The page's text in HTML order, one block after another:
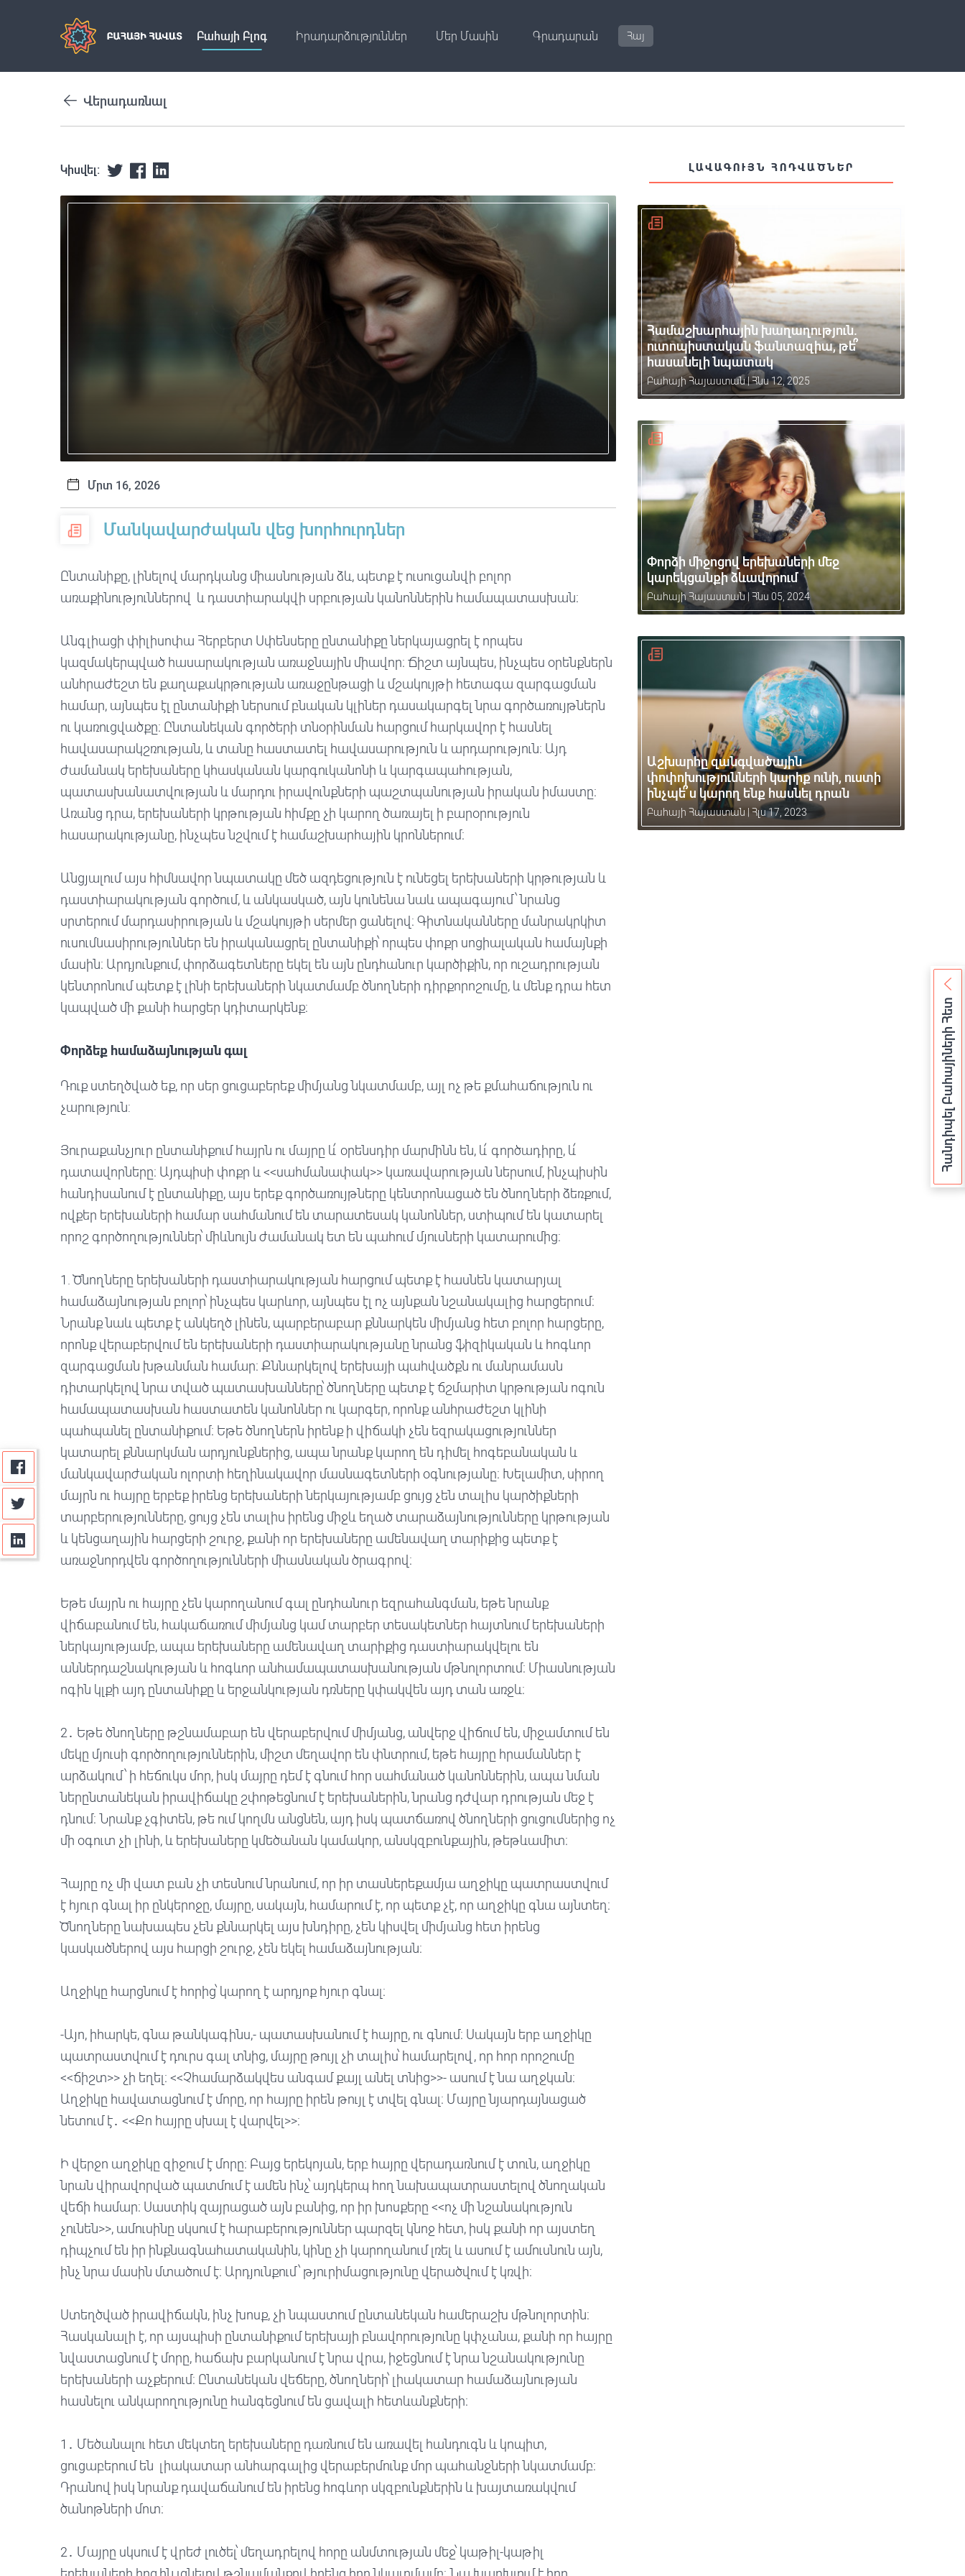
Բահայի Բլոգ Իրադարձություններ Մեր Մասին Գրադարան Հայ
Հանդիպել Բահայիների Հետ
Վերադառնալ
Կիսվել:
Մրտ 16, 2026
Մանկավարժական վեց խորհուրդներ
Ընտանիքը, լինելով մարդկանց միասնության ձև, պետք է ուսուցանվի բոլոր
առաքինություններով և դաստիարակվի սրբության կանոններին համապատասխան։
Անգլիացի փիլիսոփա Հերբերտ Սփենսերը ընտանիքը ներկայացրել է որպես
կազմակերպված հասարակության առաջնային միավոր։ Ճիշտ այնպես, ինչպես օրենքներն
անհրաժեշտ են քաղաքակրթության առաջընթացի և մշակույթի հետագա զարգացման
համար, այնպես էլ ընտանիքի ներսում բնական կլիներ դասակարգել նրա գործառույթներն
ու կառուցվածքը։ Ընտանեկան գործերի տնօրինման հարցում հարկավոր է հասնել
հավասարակշռության, և տանը հաստատել հավասարություն և արդարություն։ Այդ
ժամանակ երեխաները կհասկանան կարգուկանոնի և կարգապահության,
պատասխանատվության և մարդու իրավունքների պաշտպանության իրական իմաստը։
Առանց դրա, երեխաների կրթության հիմքը չի կարող ծառայել ի բարօրություն
հասարակությանը, ինչպես նշվում է համաշխարհային կրոններում։
Անցյալում այս հիմնավոր նպատակը մեծ ազդեցություն է ունեցել երեխաների կրթության և
դաստիարակության գործում, և անկասկած, այն կունենա նաև ապագայում՝ նրանց
սրտերում մարդասիրության և մշակույթի սերմեր ցանելով։ Գիտնականները մանրակրկիտ
ուսումնասիրություններ են իրականացրել ընտանիքի՝ որպես փոքր սոցիալական համայնքի
մասին։ Արդյունքում, փորձագետները եկել են այն ընդհանուր կարծիքին, որ ուշադրության
կենտրոնում պետք է լինի երեխաների նկատմամբ ծնողների դիրքորոշումը, և մենք դրա հետ
կապված մի քանի հարցեր կդիտարկենք։
Փորձեք համաձայնության գալ
Դուք ստեղծված եք, որ սեր ցուցաբերեք միմյանց նկատմամբ, այլ ոչ թե քմահաճություն ու
չարություն:
Յուրաքանչյուր ընտանիքում հայրն ու մայրը և՛ օրենսդիր մարմինն են, և՛ գործադիրը, և՛
դատավորները։ Այդպիսի փոքր և <<սահմանափակ>> կառավարության ներսում, ինչպիսին
հանդիսանում է ընտանիքը, այս երեք գործառույթները կենտրոնացած են ծնողների ձեռքում,
ովքեր երեխաների համար սահմանում են տարատեսակ կանոններ, ստիպում են կատարել
որոշ գործողություններ՝ միևնույն ժամանակ ետ են պահում մյուսների կատարումից։
1. Ծնողները երեխաների դաստիարակության հարցում պետք է հասնեն կատարյալ
համաձայնության բոլոր՝ ինչպես կարևոր, այնպես էլ ոչ այնքան նշանակալից հարցերում։
Նրանք նաև պետք է անկեղծ լինեն, պարբերաբար քննարկեն միմյանց հետ բոլոր հարցերը,
որոնք վերաբերվում են երեխաների դաստիարակությանը նրանց ֆիզիկական և հոգևոր
զարգացման խթանման համար։ Քննարկելով երեխայի պահվածքն ու մանրամասն
դիտարկելով նրա տված պատասխանները՝ ծնողները պետք է ճշմարիտ կրթության ոգուն
համապատասխան հաստատեն կանոններ ու կարգեր, որոնք անհրաժեշտ կլինի
պահպանել ընտանիքում։ Եթե ծնողներն իրենք ի վիճակի չեն եզրակացություններ
կատարել քննարկման արդյունքներից, ապա նրանք կարող են դիմել հոգեբանական և
մանկավարժական ոլորտի հեղինակավոր մասնագետների օգնությանը։ Խելամիտ, սիրող
մայրն ու հայրը երբեք իրենց երեխաների ներկայությամբ ցույց չեն տալիս կարծիքների
տարբերությունները, ցույց չեն տալիս իրենց միջև եղած տարաձայնությունները կրթության
և կենցաղային հարցերի շուրջ, քանի որ երեխաները ամենավաղ տարիքից պետք է
առաջնորդվեն գործողությունների միասնական ծրագրով։
Եթե մայրն ու հայրը չեն կարողանում գալ ընդհանուր եզրահանգման, եթե նրանք
վիճաբանում են, հակաճառում միմյանց կամ տարբեր տեսակետներ հայտնում երեխաների
ներկայությամբ, ապա երեխաները ամենավաղ տարիքից դաստիարակվելու են
աններդաշնակության և հոգևոր անհամապատասխանության մթնոլորտում։ Միասնության
ոգին կլքի այդ ընտանիքը և երջանկության դռները կփակվեն այդ տան առջև։
2․ Եթե ծնողները թշնամաբար են վերաբերվում միմյանց, անվերջ վիճում են, միջամտում են
մեկը մյուսի գործողություններին, միշտ մեղավոր են փնտրում, եթե հայրը հրամաններ է
արձակում՝ ի հեճուկս մոր, իսկ մայրը դեմ է գնում հոր սահմանած կանոններին, ապա նման
ներընտանեկան իրավիճակը շփոթեցնում է երեխաներին, նրանց դժվար դրության մեջ է
դնում։ Նրանք չգիտեն, թե ում կողմն անցնեն, այդ իսկ պատճառով ծնողների ցուցումներից ոչ
մի օգուտ չի լինի, և երեխաները կմեծանան կամակոր, անսկզբունքային, թեթևամիտ։
Հայրը ոչ մի վատ բան չի տեսնում նրանում, որ իր տասներեքամյա աղջիկը պատրաստվում
է հյուր գնալ իր ընկերոջը, մայրը, սակայն, համարում է, որ պետք չէ, որ աղջիկը գնա այնտեղ։
Ծնողները նախապես չեն քննարկել այս խնդիրը, չեն կիսվել միմյանց հետ իրենց
կասկածներով այս հարցի շուրջ, չեն եկել համաձայնության։
Աղջիկը հարցնում է հորից՝ կարող է արդյոք հյուր գնալ։
-Այո, իհարկե, գնա թանկագինս,- պատասխանում է հայրը, ու գնում։ Սակայն երբ աղջիկը
պատրաստվում է դուրս գալ տնից, մայրը թույլ չի տալիս՝ համարելով, որ հոր որոշումը
<<ճիշտ>> չի եղել։ <<Չհամարձակվես անգամ քայլ անել տնից>>- ասում է նա աղջկան։
Աղջիկը հավատացնում է մորը, որ հայրը իրեն թույլ է տվել գնալ։ Մայրը նյարդայնացած
նետում է․ <<Քո հայրը սխալ է վարվել>>։
Ի վերջո աղջիկը զիջում է մորը։ Բայց երեկոյան, երբ հայրը վերադառնում է տուն, աղջիկը
նրան վիրավորված պատմում է ամեն ինչ՝ այդկերպ հող նախապատրաստելով ծնողական
վեճի համար։ Սաստիկ զայրացած այն բանից, որ իր խոսքերը <<ոչ մի նշանակություն
չունեն>>, ամուսինը սկսում է հարաբերություններ պարզել կնոջ հետ, իսկ քանի որ այստեղ
դիպչում են իր ինքնագնահատականին, կինը չի կարողանում լռել և ասում է ամուսնուն այն,
ինչ նրա մասին մտածում է։ Արդյունքում՝ թյուրիմացությունը վերածվում է կռվի։
Ստեղծված իրավիճակն, ինչ խոսք, չի նպաստում ընտանեկան համերաշխ մթնոլորտին։
Հասկանալի է, որ այսպիսի ընտանիքում երեխայի բնավորությունը կփչանա, քանի որ հայրը
նվաստացնում է մորը, հաճախ բարկանում է նրա վրա, իջեցնում է նրա նշանակությունը
երեխաների աչքերում։ Ընտանեկան վեճերը, ծնողների՝ լիակատար համաձայնության
հասնելու անկարողությունը հանգեցնում են ցավալի հետևանքների։
1․ Մեծանալու հետ մեկտեղ երեխաները դառնում են առավել հանդուգն և կոպիտ,
ցուցաբերում են լիակատար անհարգալից վերաբերմունք մոր պահանջների նկատմամբ։
Դրանով իսկ նրանք դավաճանում են իրենց հոգևոր սկզբունքներին և խայտառակվում
ծանոթների մոտ։
2․ Մայրը սկսում է վրեժ լուծել՝ մեղադրելով հորը անմտության մեջ՝ կաթիլ-կաթիլ
ԼԱՎԱԳՈՒՅՆ ՀՈԴՎԱԾՆԵՐ
Համաշխարհային խաղաղություն.
ուտոպիստական ​​ֆանտազիա, թե՞
հասանելի նպատակ
Բահայի Հայաստան|Հնս 12, 2025
Փորձի միջոցով երեխաների մեջ
կարեկցանքի ձևավորում
Բահայի Հայաստան |Հնս 05, 2024
Աշխարհը զանգվածային
փոփոխությունների կարիք ունի, ուստի
ինչպե՞ս կարող ենք հասնել դրան
Բահայի Հայաստան |Հլս 17, 2023